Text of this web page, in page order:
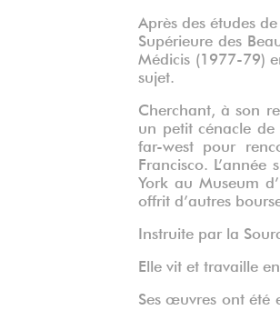
‌Après des études
Supérieure des
Médicis (1977-79)
sujet.
Cherchant, à son
un petit cénacle de
far-west pour
Francisco.
York au Museum
offrit d’autres
Instruite par la
Elle vit et travaille en
Ses œuvres ont été